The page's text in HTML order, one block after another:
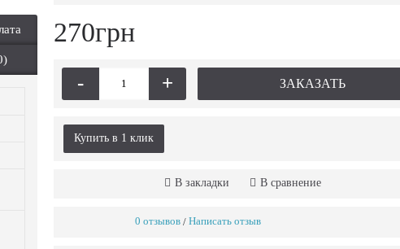
270грн
- + ЗАКАЗАТЬ
Купить в 1 клик
В закладки В сравнение
0 отзывов / Написать отзыв